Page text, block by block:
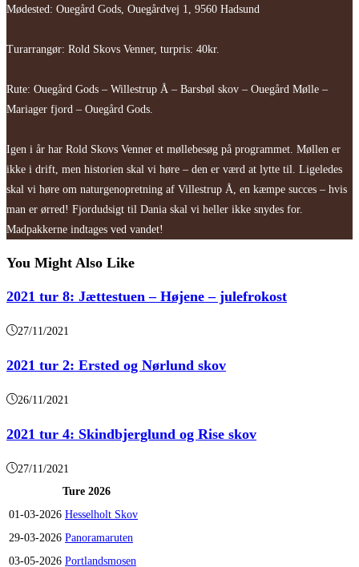
Mødested: Ouegård Gods, Ouegårdvej 1, 9560 Hadsund
Turarrangør: Rold Skovs Venner, turpris: 40kr.
Rute: Ouegård Gods – Willestrup Å – Barsbøl skov – Ouegård Mølle –
Mariager fjord – Ouegård Gods.
Igen i år har Rold Skovs Venner et møllebesøg på programmet. Møllen er
ikke i drift, men historien skal vi høre – den er værd at lytte til. Ligeledes
skal vi høre om naturgenopretning af Villestrup Å, en kæmpe succes – hvis
man er ørred! Fjordudsigt til Dania skal vi heller ikke snydes for.
Madpakkerne indtages ved vandet!
You Might Also Like
2021 tur 8: Jættestuen – Højene – julefrokost
27/11/2021
2021 tur 2: Ersted og Nørlund skov
26/11/2021
2021 tur 4: Skindbjerglund og Rise skov
27/11/2021
Ture 2026
01-03-2026 Hesselholt Skov
29-03-2026 Panoramaruten
03-05-2026 Portlandsmosen